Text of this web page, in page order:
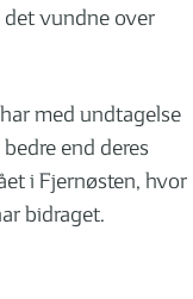
det vundne over
med undtagelse
end deres
i Fjernøsten, hvor
bidraget.